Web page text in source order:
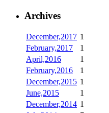
Archives
December,2017 1
February,2017
1
April,2016
1
February,2016
1
December,2015 1
June,2015
1
December,2014 1